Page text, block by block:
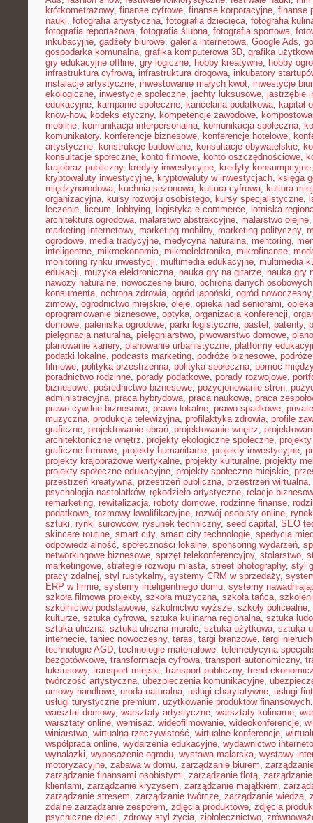
krótkometrażowy, finanse cyfrowe, finanse korporacyjne, finanse
nauki, fotografia artystyczna, fotografia dziecięca, fotografia
fotografia reportażowa, fotografia ślubna, fotografia sportowa,
inkubacyjne, gadżety biurowe, galeria internetowa, Google Ads,
gospodarka komunalna, grafika komputerowa 3D, grafika
gry edukacyjne offline, gry logiczne, hobby kreatywne, hobby
infrastruktura cyfrowa, infrastruktura drogowa, inkubatory
instalacje artystyczne, inwestowanie małych kwot, inwestycje
ekologiczne, inwestycje społeczne, jachty luksusowe, jastrzębie
edukacyjne, kampanie społeczne, kancelaria podatkowa, kapitał
know-how, kodeks etyczny, kompetencje zawodowe,
mobilne, komunikacja interpersonalna, komunikacja społeczna,
komunikatory, konferencje biznesowe, konferencje hotelowe,
artystyczne, konstrukcje budowlane, konsultacje obywatelskie,
konsultacje społeczne, konto firmowe, konto oszczędnościowe,
krajobraz publiczny, kredyty inwestycyjne, kredyty konsumpcyjne
kryptowaluty inwestycyjne, kryptowaluty w inwestycjach, księga
międzynarodowa, kuchnia sezonowa, kultura cyfrowa, kultura
organizacyjna, kursy rozwoju osobistego, kursy specjalistyczne,
leczenie, liceum, lobbying, logistyka e-commerce, lotniska
architektura ogrodowa, malarstwo abstrakcyjne, malarstwo olejne
marketing internetowy, marketing mobilny, marketing polityczny,
ogrodowe, media tradycyjne, medycyna naturalna, mentoring,
inteligentne, mikroekonomia, mikroelektronika, mikrofinanse,
monitoring rynku inwestycji, multimedia edukacyjne, multimedia
edukacji, muzyka elektroniczna, nauka gry na gitarze, nauka gry
nawozy naturalne, nowoczesne biuro, ochrona danych osobowych
konsumenta, ochrona zdrowia, ogród japoński, ogród nowoczesny
zimowy, ogrodnictwo miejskie, oleje, opieka nad seniorami,
oprogramowanie biznesowe, optyka, organizacja konferencji,
domowe, paleniska ogrodowe, parki logistyczne, pastel , patenty,
pielęgnacja naturalna, pielęgniarstwo, piwowarstwo domowe,
planowanie kariery, planowanie urbanistyczne, platformy
podatki lokalne, podcasts marketing, podróże biznesowe,
filmowe, polityka przestrzenna, polityka społeczna, pomoc
poradnictwo rodzinne, porady podatkowe, porady rozwojowe,
biznesowe, pośrednictwo biznesowe, pozycjonowanie stron,
administracyjna, praca hybrydowa, praca naukowa, praca
prawo cywilne biznesowe, prawo lokalne, prawo spadkowe,
muzyczna, produkcja telewizyjna, profilaktyka zdrowia, profile
graficzne, projektowanie ubrań, projektowanie wnętrz,
architektoniczne wnętrz, projekty ekologiczne społeczne,
graficzne firmowe, projekty humanitarne, projekty inwestycyjne,
projekty krajobrazowe wertykalne, projekty kulturalne, projekty
projekty społeczne edukacyjne, projekty społeczne miejskie,
przestrzeń kreatywna, przestrzeń publiczna, przestrzeń wirtualna,
psychologia nastolatków, rękodzieło artystyczne, relacje
remarketing, rewitalizacja, roboty domowe, rodzinne finanse,
podatkowe, rozmowy kwalifikacyjne, rozwój osobisty online,
sztuki, rynki surowców, rysunek techniczny, seed capital , SEO
skincare routine, smart city, smart city technologie, spedycja
odpowiedzialność, społeczności lokalne, sponsoring wydarzeń,
networkingowe biznesowe, sprzęt telekonferencyjny, stolarstwo,
marketingowe, strategie rozwoju miasta, street photography, styl
pracy zdalnej, styl rustykalny, systemy CRM w sprzedaży,
ERP w firmie, systemy inteligentnego domu, systemy
szkoła filmowa projekty, szkoła muzyczna, szkoła tańca,
szkolnictwo podstawowe, szkolnictwo wyższe, szkoły policealne,
kulturze, sztuka cyfrowa, sztuka kulinarna regionalna, sztuka
sztuka uliczna, sztuka uliczna murale, sztuka użytkowa, sztuka
internecie, taniec nowoczesny, taras, targi branżowe, targi
technologie AGD, technologie materiałowe, telemedycyna
bezgotówkowe, transformacja cyfrowa, transport autonomiczny,
luksusowy, transport miejski, transport publiczny, trend
twórczość artystyczna, ubezpieczenia komunikacyjne,
umowy handlowe, uroda naturalna, usługi charytatywne, usługi
usługi turystyczne premium, użytkowanie produktów finansowych
warsztat domowy, warsztaty artystyczne, warsztaty kulinarne,
warsztaty online, wernisaż, wideofilmowanie, wideokonferencje,
winiarstwo, wirtualna rzeczywistość, wirtualne konferencje,
współpraca online, wydarzenia edukacyjne, wydawnictwo
wynalazki, wyposażenie ogrodu, wystawa malarska, wystawy
motoryzacyjne, zabawa w domu, zarządzanie biurem,
zarządzanie finansami osobistymi, zarządzanie flotą,
klientami, zarządzanie kryzysem, zarządzanie majątkiem,
zarządzanie stresem, zarządzanie twórcze, zarządzanie wiedzą,
zdalne zarządzanie zespołem, zdjęcia produktowe, zdjęcia
psychiczne dzieci, zdrowy styl życia, ziołolecznictwo,